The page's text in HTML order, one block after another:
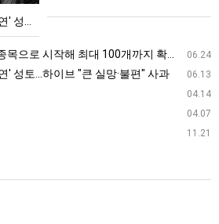
편" 사과
06.24
적인 거래 대상 ETF는 아직 확정되지 않았지만, 시장 대표성이나 거래량을 고려해 선정할 계획이다.
06.13
' 성토…하이브 "큰 실망·불편" 사과
04.14
04.07
11.21